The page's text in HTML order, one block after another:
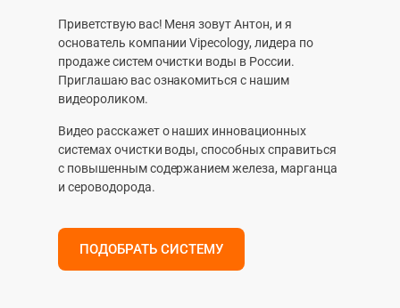
Приветствую вас! Меня зовут Антон, и я
основатель компании Vipecology, лидера по
продаже систем очистки воды в России.
Приглашаю вас ознакомиться с нашим
видеороликом.
Видео расскажет о наших инновационных
системах очистки воды, способных справиться
с повышенным содержанием железа, марганца
и сероводорода.
ПОДОБРАТЬ СИСТЕМУ